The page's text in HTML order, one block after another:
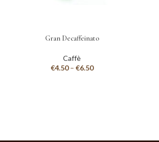
Gran Decaffeinato
Caffè
€4.50– €6.50